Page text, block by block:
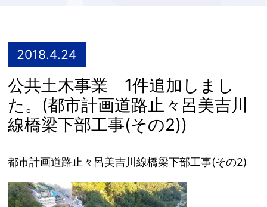
2018.4.24
公共土木事業 1件追加しまし
た。(都市計画道路止々呂美吉川
線橋梁下部工事(その2))
都市計画道路止々呂美吉川線橋梁下部工事(その2)